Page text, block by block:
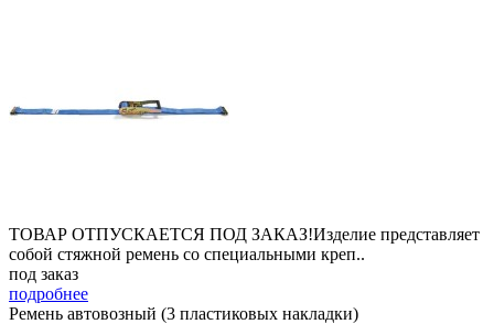
ТОВАР ОТПУСКАЕТСЯ ПОД ЗАКАЗ!Изделие представляет
собой стяжной ремень со специальными креп..
под заказ
подробнее
Ремень автовозный (3 пластиковых накладки)